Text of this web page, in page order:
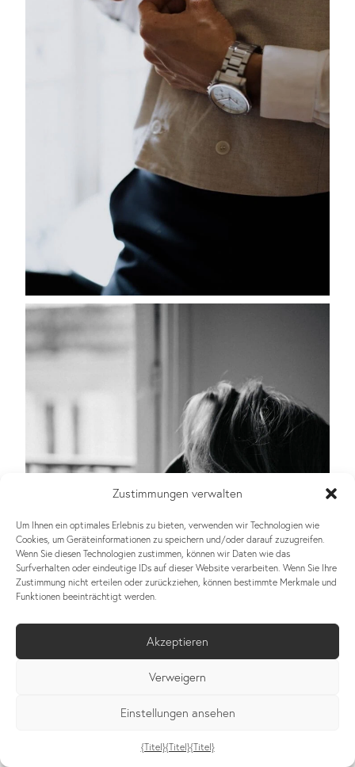
Zustimmungen verwalten
Um Ihnen ein optimales Erlebnis zu bieten, verwenden wir Technologien wie
Cookies, um Geräteinformationen zu speichern und/oder darauf zuzugreifen.
Wenn Sie diesen Technologien zustimmen, können wir Daten wie das
Surfverhalten oder eindeutige IDs auf dieser Website verarbeiten. Wenn Sie Ihre
Zustimmung nicht erteilen oder zurückziehen, können bestimmte Merkmale und
Funktionen beeinträchtigt werden.
Akzeptieren
Verweigern
Einstellungen ansehen
{Titel}{Titel}{Titel}